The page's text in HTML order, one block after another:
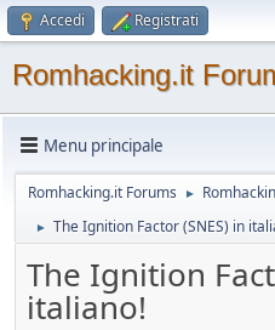
Accedi Registrati
Romhacking.it
Menu principale
Romhacking.it Forums ►
► The Ignition Factor (SNES) in
The Ignition
italiano!